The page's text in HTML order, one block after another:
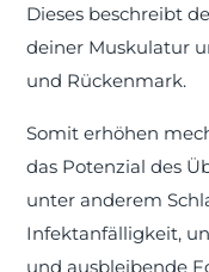
Dieses beschreibt
deiner Muskulatur
und Rückenmark.
Somit erhöhen
das Potenzial des
unter anderem
Infektanfälligkeit,
und ausbleibende